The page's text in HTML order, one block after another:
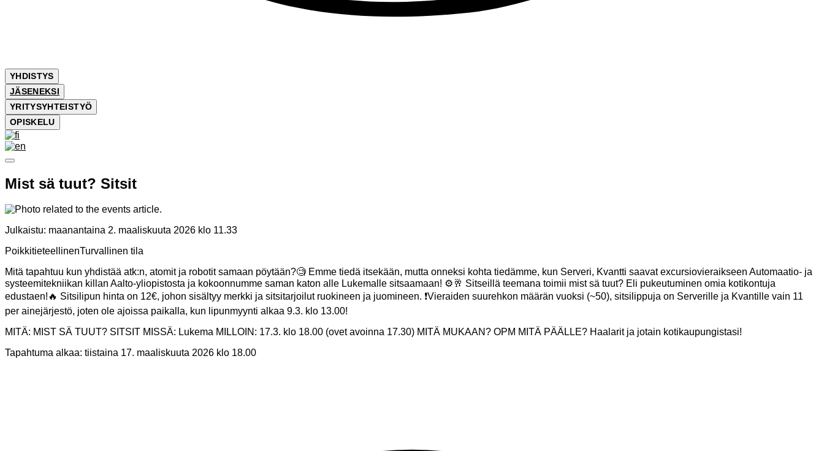
YHDISTYS
JÄSENEKSI
YRITYSYHTEISTYÖ
OPISKELU
Mist sä tuut? Sitsit
Julkaistu: maanantaina 2. maaliskuuta 2026 klo 11.33
PoikkitieteellinenTurvallinen tila
Mitä tapahtuu kun yhdistää atk:n, atomit ja robotit samaan pöytään?🧐 Emme tiedä itsekään, mutta onneksi kohta tiedämme, kun Serveri, Kvantti saavat excursiovieraikseen Automaatio- ja
systeemitekniikan killan Aalto-yliopistosta ja kokoonnumme saman katon alle Lukemalle sitsaamaan! ⚙️🥂 Sitseillä teemana toimii mist sä tuut? Eli pukeutuminen omia kotikontuja
edustaen!🔥 Sitsilipun hinta on 12€, johon sisältyy merkki ja sitsitarjoilut ruokineen ja juomineen. ❗️Vieraiden suurehkon määrän vuoksi (~50), sitsilippuja on Serverille ja Kvantille vain 11
per ainejärjestö, joten ole ajoissa paikalla, kun lipunmyynti alkaa 9.3. klo 13.00!
MITÄ: MIST SÄ TUUT? SITSIT MISSÄ: Lukema MILLOIN: 17.3. klo 18.00 (ovet avoinna 17.30) MITÄ MUKAAN? OPM MITÄ PÄÄLLE? Haalarit ja jotain kotikaupungistasi!
Tapahtuma alkaa: tiistaina 17. maaliskuuta 2026 klo 18.00